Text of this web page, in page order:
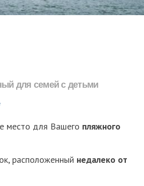
для семей с детьми
место для Вашего пляжного
расположенный недалеко от